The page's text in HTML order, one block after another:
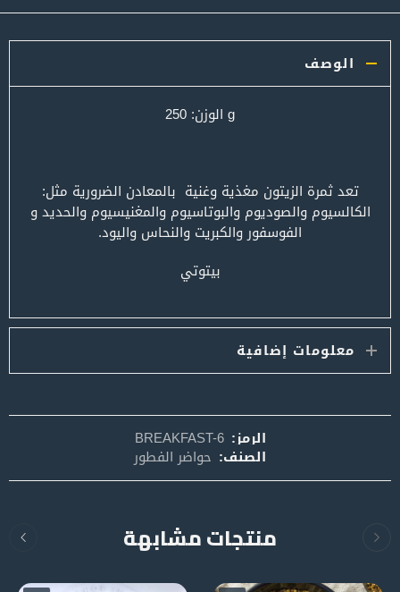
الوصف
g الوزن: 250
تعد ثمرة الزيتون مغذية وغنية بالمعادن الضرورية مثل:
الكالسيوم والصوديوم والبوتاسيوم والمغنيسيوم والحديد و
الفوسفور والكبريت والنحاس واليود.
بيتوتي
معلومات إضافية
الرمز: BREAKFAST-6
الصنف: حواضر الفطور
منتجات مشابهة